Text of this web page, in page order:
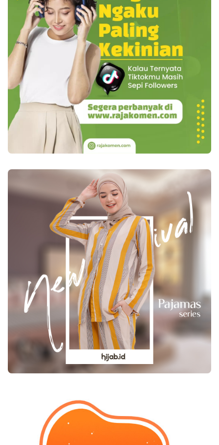
bentuk lemak perut. Suatu studi di University at
Buffalo temukan bahwa 40 % dari pria obesitas
memiliki kandungan testosteron yang rendah.
Adapun studi yang lain pula temukan bahwa 75 %
lelaki yang amat gemuk, baik muda maupun tua, di
ketahui mempunyai kandungan testosteron yang
rendah. Jadi, satu diantara jalan keluar untuk
tingkatkan kandungan testosteron ialah dengan
jalan turunkan berat tubuh. 2. Minum kopi Kecuali
bisa menyajikan sentakan daya, cafein bisa
tingkatkan kandungan testosteron. Suatu studi dari
Harvard School of Public Health temukan bahwa
minum lima (170 gr) cangkir kopi sehari-hari
rasio testosteron jadi estrogen nyaris sejumlah 200
% pada pria yang keunggulan berat tubuh walau
dampaknya tak tahan lama. Akan tetapi, baiknya
anda tanyakan terlebih dulu pada dokter sebelum
saat mengkonsumsinya. 3. Tingkatkan konsumsi
vitamin D Vitamin D sesungguhnya pula adalah
hormon, serta menurut suatu riset yang diterbitkan
dalam Archives of Internal Medicine, seputar 75 %
orang Amerika kekurangan vitamin ini. Suatu studi
sepanjang tiga th. pada pria dewasa yang
dipublikasikan pada Hormone and Metabolic
Research temukan bahwa pria yang memiliki
kandungan vitamin D yang tinggi di ketahui
kandungan testosteronnya lebih tinggi dibanding
dengan mereka yang kandungan vitamin D dalam
tubuhnya rendah. Studi lain temukan bahwa pria
dengan kandungan testosteron rendah yang di beri
suplemen vitamin D (3. 332 IU) sehari-hari
bahwa vitamin D bikin tubuh dari merubah
testosteron-ke-estrogen, dimana ketika yang sama
bikin reseptor pada kelenjar adrenal (yang melepas
hormon testosteron) jadi lebih peka. 4. Menangani